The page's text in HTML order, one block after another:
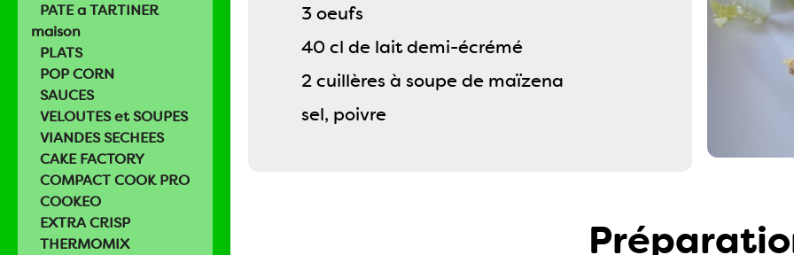
PATE a TARTINER
maison
PLATS
POP CORN
SAUCES
VELOUTES et SOUPES
VIANDES SECHEES
CAKE FACTORY
COMPACT COOK PRO
COOKEO
EXTRA CRISP
THERMOMIX
3 oeufs
40 cl de lait demi-écrémé
2 cuillères à soupe de maïzena
sel, poivre